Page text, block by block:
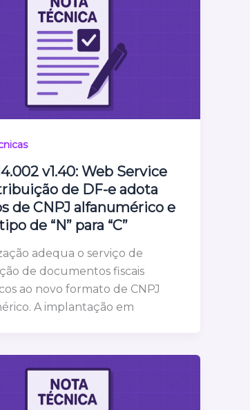
v1.40: Web Service
de DF-e adota
de CNPJ alfanumérico e
de “N” para “C”
adequa o serviço de
de documentos fiscais
ao novo formato de CNPJ
A implantação em